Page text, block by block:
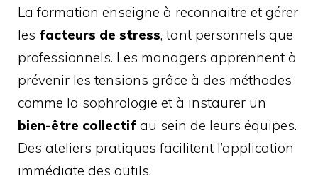
La formation enseigne à reconnaitre et gérer
les facteurs de stress, tant personnels que
professionnels. Les managers apprennent à
prévenir les tensions grâce à des méthodes
comme la sophrologie et à instaurer un
bien-être collectif au sein de leurs équipes.
Des ateliers pratiques facilitent l’application
immédiate des outils.